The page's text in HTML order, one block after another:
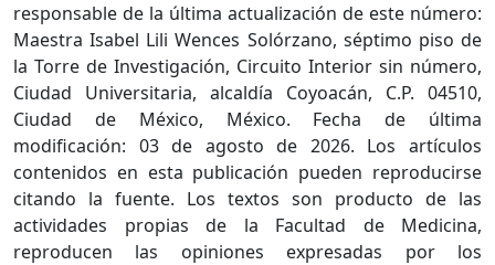
responsable de la última actualización de este número:
Maestra Isabel Lili Wences Solórzano, séptimo piso de
la Torre de Investigación, Circuito Interior sin número,
Ciudad Universitaria, alcaldía Coyoacán, C.P. 04510,
Ciudad de México, México. Fecha de última
modificación: 03 de agosto de 2026. Los artículos
contenidos en esta publicación pueden reproducirse
citando la fuente. Los textos son producto de las
actividades propias de la Facultad de Medicina,
reproducen las opiniones expresadas por los